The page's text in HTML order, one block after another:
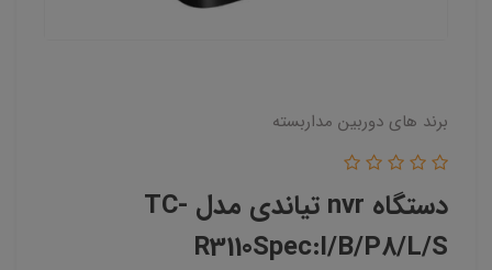
برند های دوربین مداربسته
دستگاه nvr تیاندی مدل TC-
R3110Spec:I/B/P8/L/S